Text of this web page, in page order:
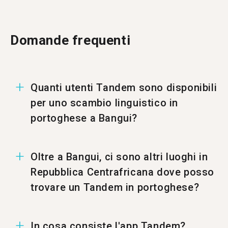
Domande frequenti
Quanti utenti Tandem sono disponibili
per uno scambio linguistico in
portoghese a Bangui?
linguistico in portoghese.
Oltre a Bangui, ci sono altri luoghi in
Repubblica Centrafricana dove posso
trovare un Tandem in portoghese?